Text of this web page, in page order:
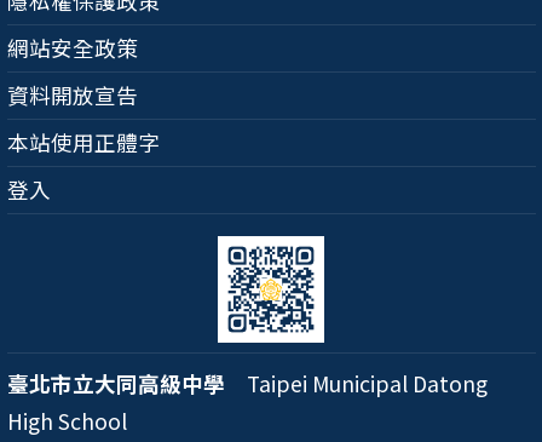
網站安全政策
資料開放宣告
本站使用正體字
登入
臺北市立大同高級中學 Taipei Municipal Datong
High School